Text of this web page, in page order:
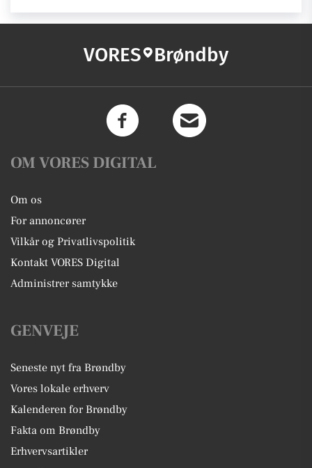
VORES Brøndby
OM VORES DIGITAL
Om os
For annoncører
Vilkår og Privatlivspolitik
Kontakt VORES Digital
Administrer samtykke
GENVEJE
Seneste nyt fra Brøndby
Vores lokale erhverv
Kalenderen for Brøndby
Fakta om Brøndby
Erhvervsartikler